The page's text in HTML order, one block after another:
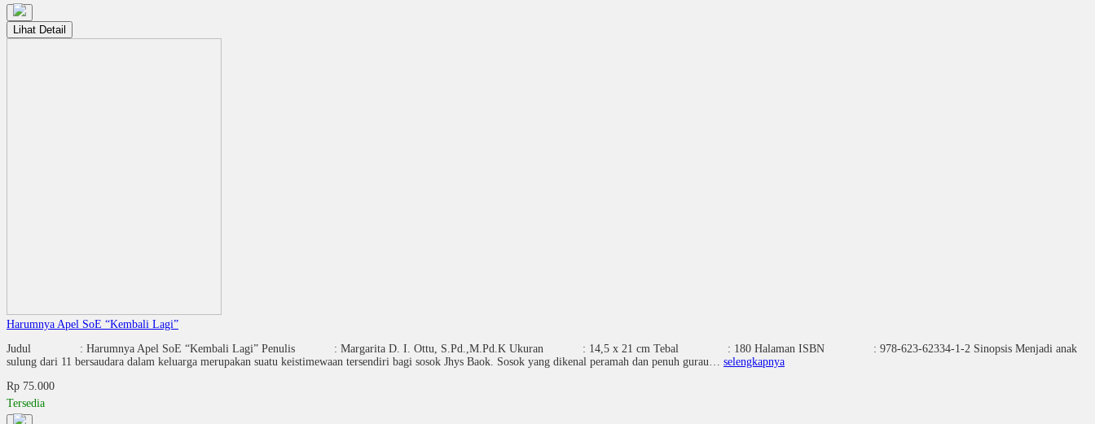
Lihat Detail
Harumnya Apel SoE “Kembali Lagi”
Judul : Harumnya Apel SoE “Kembali Lagi” Penulis : Margarita D. I. Ottu, S.Pd.,M.Pd.K Ukuran : 14,5 x 21 cm Tebal : 180 Halaman ISBN : 978-623-62334-1-2 Sinopsis Menjadi anak
sulung dari 11 bersaudara dalam keluarga merupakan suatu keistimewaan tersendiri bagi sosok Jhys Baok. Sosok yang dikenal peramah dan penuh gurau… selengkapnya
Rp 75.000
Tersedia